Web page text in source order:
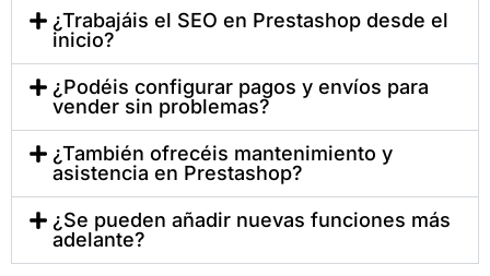
¿Trabajáis el SEO en Prestashop desde el
inicio?
¿Podéis configurar pagos y envíos para
vender sin problemas?
¿También ofrecéis mantenimiento y
asistencia en Prestashop?
¿Se pueden añadir nuevas funciones más
adelante?